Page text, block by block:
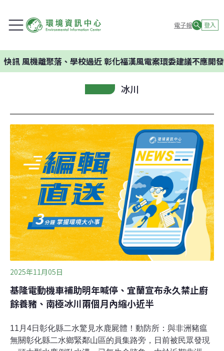
電子報 登入
聚落、學校過近 彰化福漢風電案環委建議不應開發
冰川
2025年11月05日
基隆電動機車補助明年喊停、宜蘭宣布永久禁止廚
餘養豬、南極冰川兩個月內縮小近半
11月4日彰化縣二水驚見水鹿屍體！動防所：與非洲豬瘟
無關彰化縣二水鄉緊鄰山區的員集路旁，日前被民眾發現